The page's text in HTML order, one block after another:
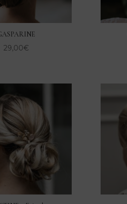
29,00€